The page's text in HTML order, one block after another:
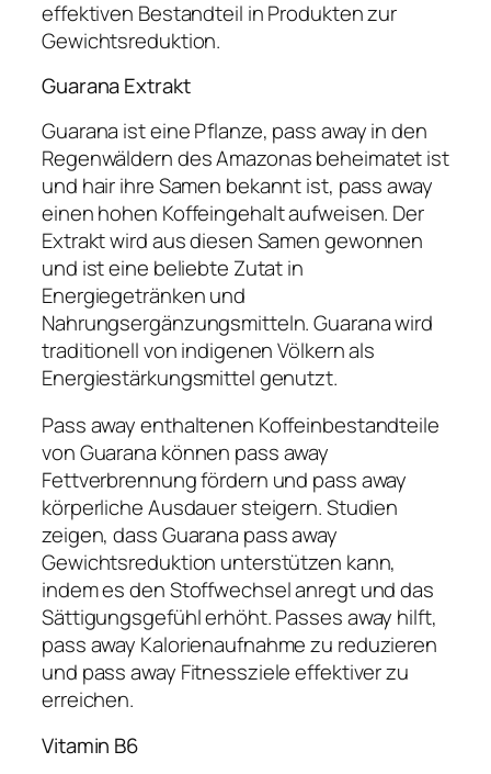
effektiven Bestandteil in Produkten zur
Gewichtsreduktion.
Guarana Extrakt
Guarana ist eine Pflanze, pass away in den
Regenwäldern des Amazonas beheimatet ist
und hair ihre Samen bekannt ist, pass away
einen hohen Koffeingehalt aufweisen. Der
Extrakt wird aus diesen Samen gewonnen
und ist eine beliebte Zutat in
Energiegetränken und
Nahrungsergänzungsmitteln. Guarana wird
traditionell von indigenen Völkern als
Energiestärkungsmittel genutzt.
Pass away enthaltenen Koffeinbestandteile
von Guarana können pass away
Fettverbrennung fördern und pass away
körperliche Ausdauer steigern. Studien
zeigen, dass Guarana pass away
Gewichtsreduktion unterstützen kann,
indem es den Stoffwechsel anregt und das
Sättigungsgefühl erhöht. Passes away hilft,
pass away Kalorienaufnahme zu reduzieren
und pass away Fitnessziele effektiver zu
erreichen.
Vitamin B6